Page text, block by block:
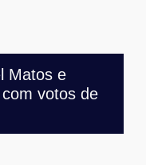
Matos e
votos de